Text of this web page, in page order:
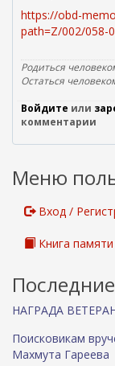
https://obd-
path=Z/002/058-
Родиться
Остаться
Войдите или
комментарии
Меню
Вход /
Книга памяти
НАГРАДА
Поисковикам
Махмута Гареева